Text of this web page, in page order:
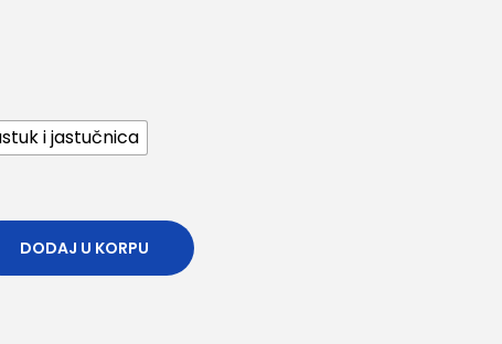
i jastučnica
DODAJ U KORPU